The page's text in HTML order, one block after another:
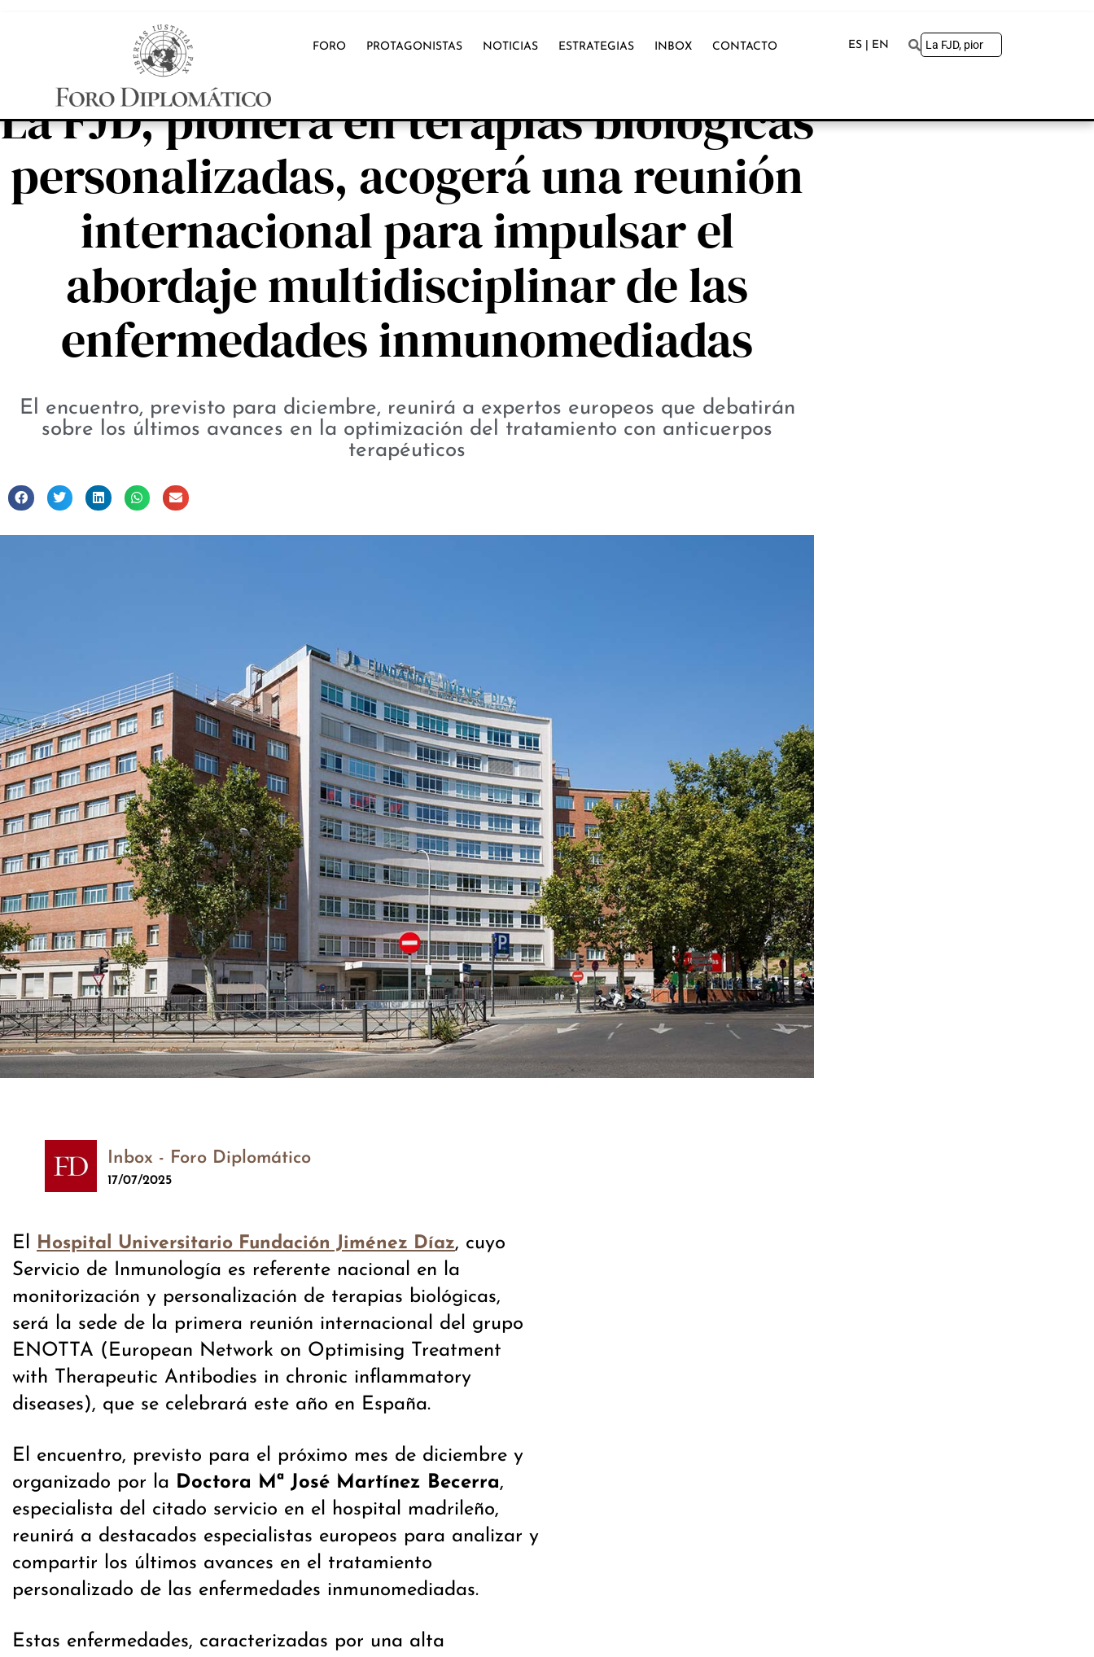
FORO PROTAGONISTAS NOTICIAS ESTRATEGIAS INBOX CONTACTO ES | EN
La FJD, pionera en terapias biológicas
personalizadas, acogerá una reunión
internacional para impulsar el
abordaje multidisciplinar de las
enfermedades inmunomediadas
El encuentro, previsto para diciembre, reunirá a expertos europeos que debatirán
sobre los últimos avances en la optimización del tratamiento con anticuerpos
terapéuticos
Inbox - Foro Diplomático
17/07/2025
El Hospital Universitario Fundación Jiménez Díaz, cuyo
Servicio de Inmunología es referente nacional en la
monitorización y personalización de terapias biológicas,
será la sede de la primera reunión internacional del grupo
ENOTTA (European Network on Optimising Treatment
with Therapeutic Antibodies in chronic inflammatory
diseases), que se celebrará este año en España.
El encuentro, previsto para el próximo mes de diciembre y
organizado por la Doctora Mª José Martínez Becerra,
especialista del citado servicio en el hospital madrileño,
reunirá a destacados especialistas europeos para analizar y
compartir los últimos avances en el tratamiento
personalizado de las enfermedades inmunomediadas.
Estas enfermedades, caracterizadas por una alta